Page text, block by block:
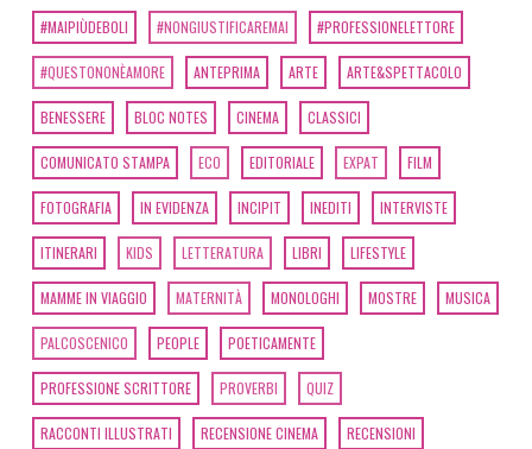
#MAIPIÙDEBOLI #NONGIUSTIFICAREMAI #PROFESSIONELETTORE
#QUESTONONÈAMORE ANTEPRIMA ARTE ARTE&SPETTACOLO
BENESSERE BLOC NOTES CINEMA CLASSICI
COMUNICATO STAMPA ECO EDITORIALE EXPAT FILM
FOTOGRAFIA IN EVIDENZA INCIPIT INEDITI INTERVISTE
ITINERARI KIDS LETTERATURA LIBRI LIFESTYLE
MAMME IN VIAGGIO MATERNITÀ MONOLOGHI MOSTRE MUSICA
PALCOSCENICO PEOPLE POETICAMENTE
PROFESSIONE SCRITTORE PROVERBI QUIZ
RACCONTI ILLUSTRATI RECENSIONE CINEMA RECENSIONI